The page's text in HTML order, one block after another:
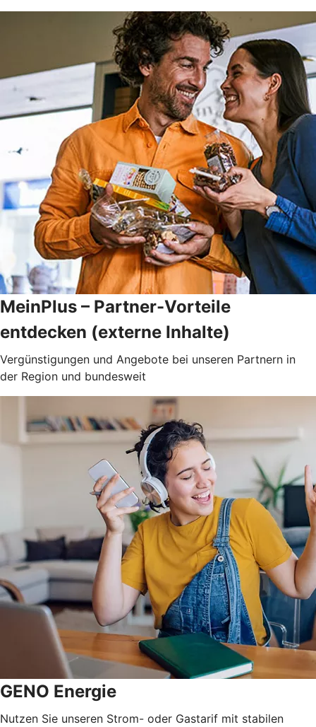
MeinPlus – Partner-Vorteile
entdecken (externe Inhalte)
Vergünstigungen und Angebote bei unseren Partnern in
der Region und bundesweit
GENO Energie
Nutzen Sie unseren Strom- oder Gastarif mit stabilen